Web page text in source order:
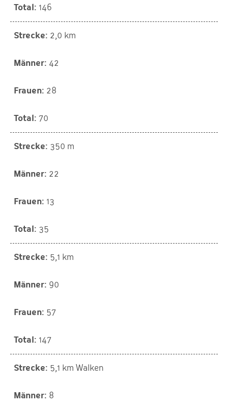
146
2,0 km
42
28
70
350 m
22
13
35
5,1 km
90
57
147
5,1 km Walken
8